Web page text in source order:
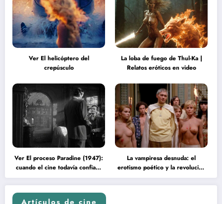
Ver El helicóptero del
crepúsculo
La loba de fuego de Thul-Ka |
Relatos eróticos en video
Ver El proceso Paradine (1947):
cuando el cine todavía confiaba
en la inteligencia del espectador
La vampiresa desnuda: el
erotismo poético y la revolución
psicodélica de Jean Rollin